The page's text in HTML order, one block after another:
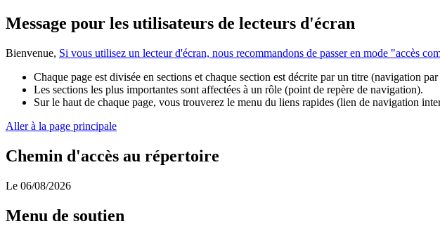
Message pour les utilisateurs de lecteurs d'écran
Bienvenue, Si vous utilisez un lecteur d'écran, nous recommandons de passer en mode "accès
Chaque page est divisée en sections et chaque section est décrite par un titre (navigation
Les sections les plus importantes sont affectées à un rôle (point de repère de navigation).
Sur le haut de chaque page, vous trouverez le menu du liens rapides (lien de navigation
Aller à la page principale
Chemin d'accès au répertoire
Le 06/08/2026
Menu de soutien